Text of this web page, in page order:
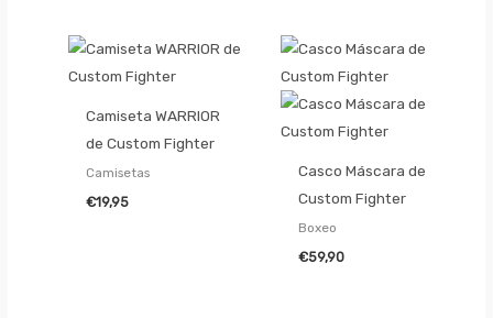
Camiseta WARRIOR
de Custom Fighter
Camisetas
€19,95
Casco Máscara de
Custom Fighter
Boxeo
€59,90